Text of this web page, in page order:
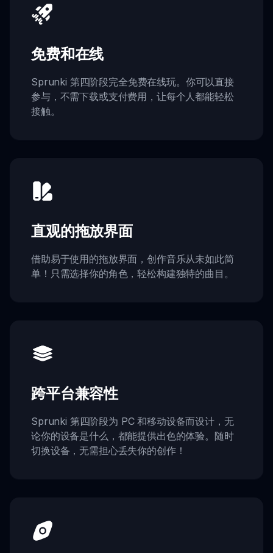
免费和在线
Sprunki 第四阶段完全免费在线玩。你可以直接
参与，不需下载或支付费用，让每个人都能轻松
接触。
直观的拖放界面
借助易于使用的拖放界面，创作音乐从未如此简
单！只需选择你的角色，轻松构建独特的曲目。
跨平台兼容性
Sprunki 第四阶段为 PC 和移动设备而设计，无
论你的设备是什么，都能提供出色的体验。随时
切换设备，无需担心丢失你的创作！